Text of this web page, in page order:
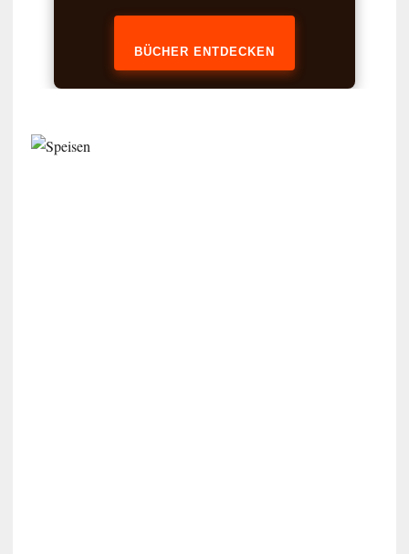
BÜCHER ENTDECKEN